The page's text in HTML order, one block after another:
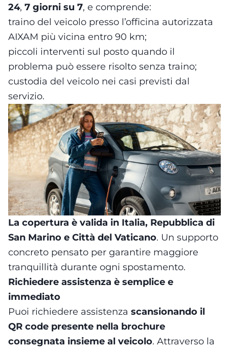
24, 7 giorni su 7, e comprende:
traino del veicolo presso l’officina autorizzata
AIXAM più vicina entro 90 km;
piccoli interventi sul posto quando il
problema può essere risolto senza traino;
custodia del veicolo nei casi previsti dal
servizio.
La copertura è valida in Italia, Repubblica di
San Marino e Città del Vaticano. Un supporto
concreto pensato per garantire maggiore
tranquillità durante ogni spostamento.
Richiedere assistenza è semplice e
immediato
Puoi richiedere assistenza scansionando il
QR code presente nella brochure
consegnata insieme al veicolo. Attraverso la